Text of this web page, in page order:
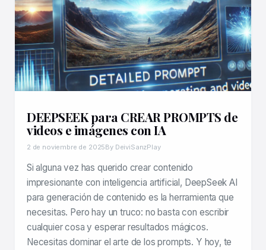
DEEPSEEK para CREAR PROMPTS de
videos e imágenes con IA
2 de noviembre de 2025By DeiviSanzPlay
Si alguna vez has querido crear contenido
impresionante con inteligencia artificial, DeepSeek AI
para generación de contenido es la herramienta que
necesitas. Pero hay un truco: no basta con escribir
cualquier cosa y esperar resultados mágicos.
Necesitas dominar el arte de los prompts. Y hoy, te